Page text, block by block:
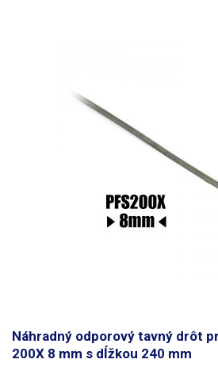
Náhradný odporový tavný drôt
200X 8 mm s dĺžkou 240 mm